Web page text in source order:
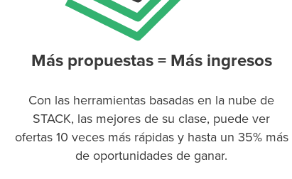
Más propuestas = Más ingresos
Con las herramientas basadas en la nube de
STACK, las mejores de su clase, puede ver
ofertas 10 veces más rápidas y hasta un 35% más
de oportunidades de ganar.